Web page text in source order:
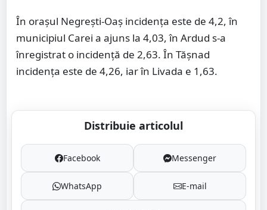
În orașul Negrești-Oaș incidența este de 4,2, în
municipiul Carei a ajuns la 4,03, în Ardud s-a
înregistrat o incidență de 2,63. În Tășnad
incidența este de 4,26, iar în Livada e 1,63.
Distribuie articolul
Facebook Messenger
WhatsApp E-mail